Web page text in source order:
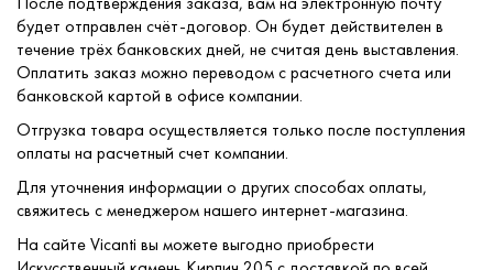
будет отправлен счёт-договор. Он будет действителен в
течение трёх банковских дней, не считая день выставления.
Оплатить заказ можно переводом с расчетного счета или
банковской картой в офисе компании.
Отгрузка товара осуществляется только после поступления
оплаты на расчетный счет компании.
Для уточнения информации о других способах оплаты,
свяжитесь с менеджером нашего интернет-магазина.
На сайте Vicanti вы можете выгодно приобрести